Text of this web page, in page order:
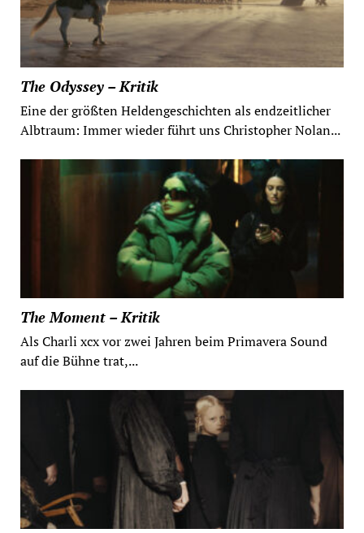
The Odyssey – Kritik
Eine der größten Heldengeschichten als endzeitlicher
Albtraum: Immer wieder führt uns Christopher Nolan...
The Moment – Kritik
Als Charli xcx vor zwei Jahren beim Primavera Sound
auf die Bühne trat,...